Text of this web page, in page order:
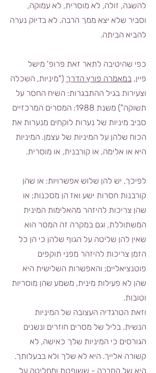
להשגה, זולה, לא מוסרית, לא עמוקה,
וסביר שלא יצא ממך הרבה. לא בדיוק נערה
להביא הביתה.
כפי שהיטיבה לתאר זאת פרופ' מישל
פיין, במאמרה פורץ הדרך ("מיניות, השכלה
וצעירות בגיל ההתבגרות: השיח החסר על
תשוקה") משנת 1988: המסרים המרכזיים
סביב מיניות של נערות לוקחים מנערות את
הכוח שלהן על המיניות של עצמן. המיניות
היא או אלימה, או קורבנית, או מוסרית.
לפיכך, יש להן שלוש אפשרויות: או שהן
קורבנות חסרות ישע ואז הן מסכנות; או
שהן צריכות להיזהר מהאלימות המינית
המשתוללת, וגם במקרה זה המסר הוא
שאין להן שליטה על הגוף שלהן כי הן כל
הזמן צריכות להיזהר מפני תוקפים
פוטנציאליים; והאפשרות השלישית היא
שהן לא פעילות מינית, משמע שהן מוסריות
וטובות.
וזאת הטרגדיה העצובה של המיניות
הנשית. בליל של מסרים חוזרים ונשנים
הגורסים כי המיניות שלך כאישה, לא
קשורה אלייך. היא לא שלך ולא בבעלותך.
היא של החברה - ששופטת ומחליטה על